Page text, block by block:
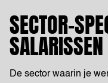
SECTOR-
SALARISSEN
De sector waarin je